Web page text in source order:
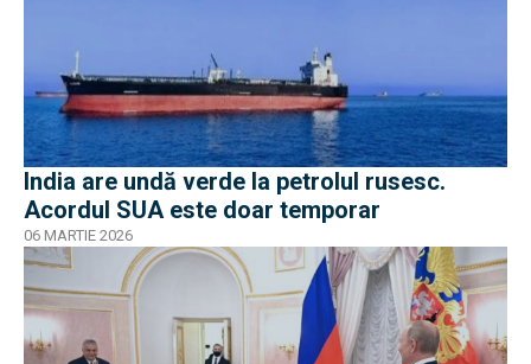
India are undă verde la petrolul rusesc.
Acordul SUA este doar temporar
06 MARTIE 2026